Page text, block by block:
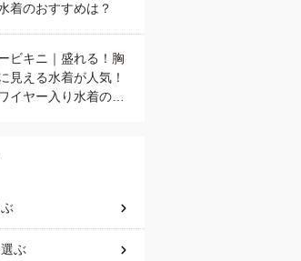
着のおすすめは？
ビキニ｜盛れる！胸
見える水着が人気！
イヤー入り水着のお
ぶ